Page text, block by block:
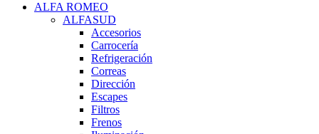
ALFA ROMEO
ALFASUD
Accesorios
Carrocería
Refrigeración
Correas
Dirección
Escapes
Filtros
Frenos